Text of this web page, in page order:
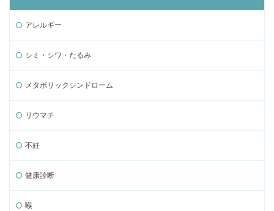
アレルギー
シミ・シワ・たるみ
メタボリックシンドローム
リウマチ
不妊
健康診断
喉